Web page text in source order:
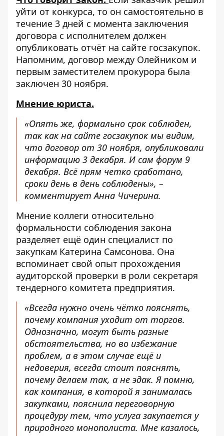
уйти от конкурса, то он самостоятельно в
течение 3 дней с момента заключения
договора с исполнителем должен
опубликовать отчёт на сайте госзакупок.
Напомним, договор между Олейником и
первым заместителем прокурора была
заключен 30 ноября.
Мнение юриста.
«Опять же, формально срок соблюден,
так как на сайте госзакупок мы видим,
что договор от 30 ноября, опубликовали
информацию 3 декабря. И сам форум 9
декабря. Всё прям четко сработано,
сроки день в день соблюдены», –
комментирует Анна Чичерина.
Мнение коллеги относительно
формальности соблюдения закона
разделяет ещё один специалист по
закупкам Катерина Самсонова. Она
вспоминает свой опыт прохождения
аудиторской проверки в роли секретаря
тендерного комитета предприятия.
«Всегда нужно очень чётко пояснять,
почему компания уходит от торгов.
Однозначно, могут быть разные
обстоятельства, но во избежание
проблем, а в этом случае ещё и
недоверия, всегда стоит пояснять,
почему делаем так, а не эдак. Я помню,
как компания, в которой я занималась
закупками, пояснила переговорную
процедуру тем, что услуга закупается у
природного монополиста. Мне казалось,